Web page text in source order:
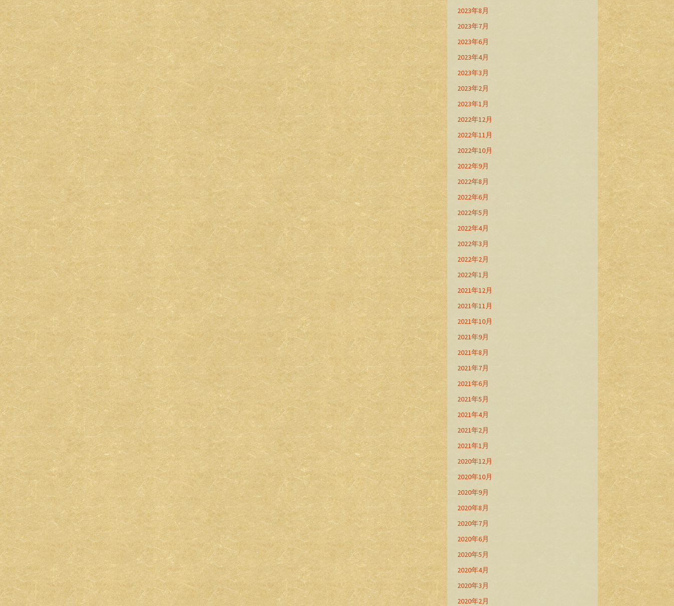
2023年8月
2023年7月
2023年6月
2023年4月
2023年3月
2023年2月
2023年1月
2022年12月
2022年11月
2022年10月
2022年9月
2022年8月
2022年6月
2022年5月
2022年4月
2022年3月
2022年2月
2022年1月
2021年12月
2021年11月
2021年10月
2021年9月
2021年8月
2021年7月
2021年6月
2021年5月
2021年4月
2021年2月
2021年1月
2020年12月
2020年10月
2020年9月
2020年8月
2020年7月
2020年6月
2020年5月
2020年4月
2020年3月
2020年2月